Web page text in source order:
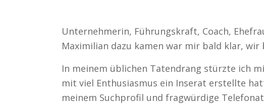
Unternehmerin, Führungskraft, Coach,
Maximilian dazu kamen war mir bald klar,
In meinem üblichen Tatendrang stürzte ich
mit viel Enthusiasmus ein Inserat erstellte
meinem Suchprofil und fragwürdige